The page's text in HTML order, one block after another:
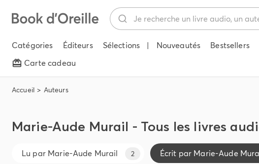
Catégories Éditeurs Sélections | Nouveautés Bestsellers
Carte cadeau
Accueil Auteurs
Marie-Aude Murail - Tous les livres
Lu par Marie-Aude Murail 2 Écrit par Marie-Aude